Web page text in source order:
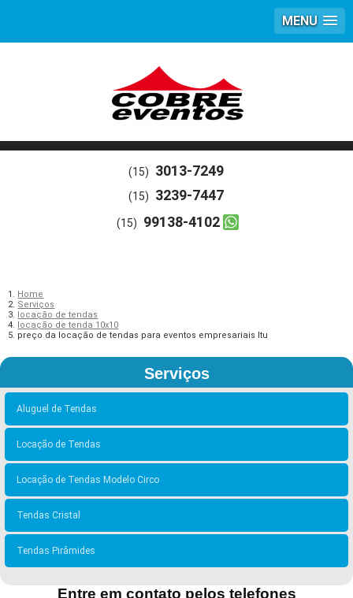
MENU
(15) 3013-7249
(15) 3239-7447
(15) 99138-4102
Home
Serviços
locação de tendas
locação de tenda 10x10
preço da locação de tendas para eventos empresariais Itu
Serviços
Aluguel de Tendas
Locação de Tendas
Locação de Tendas Modelo Circo
Tendas Cristal
Tendas Pirâmides
Entre em contato pelos telefones